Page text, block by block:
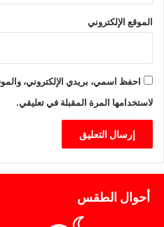
ل
ر
ك
ب
الموقع الإلكتروني
احفظ اسمي، بريدي الإلكتروني،
لاستخدامها المرة المقبلة في تعليقي.
أحوال الطقس